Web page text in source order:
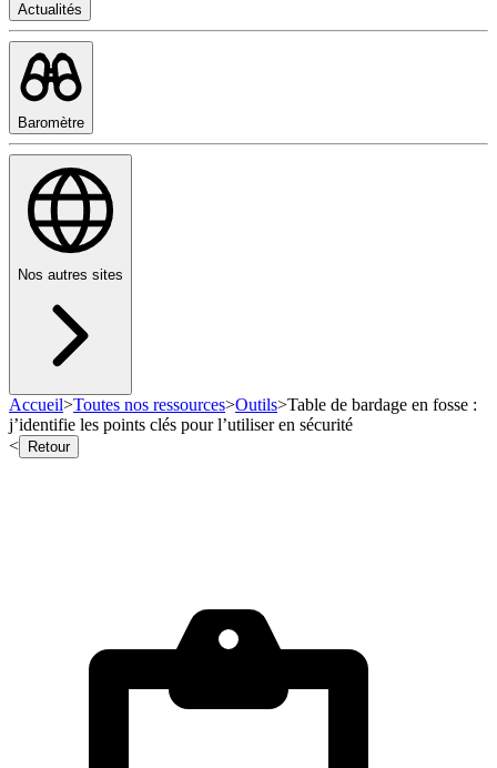
Actualités
Baromètre
Nos autres sites
Accueil>Toutes nos ressources>Outils>Table de bardage en fosse :
j’identifie les points clés pour l’utiliser en sécurité
<
Retour